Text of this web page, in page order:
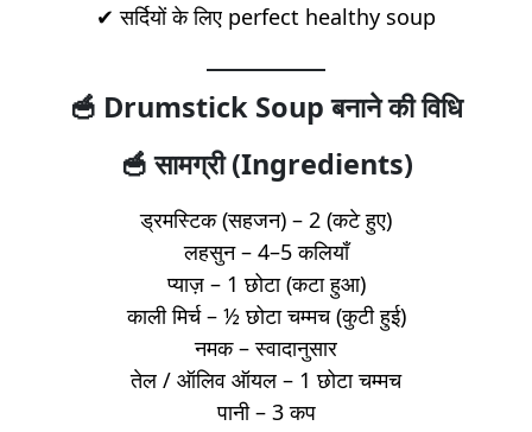
✔ सर्दियों के लिए perfect healthy soup
🥣 Drumstick Soup बनाने की विधि
🥣 सामग्री (Ingredients)
ड्रमस्टिक (सहजन) – 2 (कटे हुए)
लहसुन – 4–5 कलियाँ
प्याज़ – 1 छोटा (कटा हुआ)
काली मिर्च – ½ छोटा चम्मच (कुटी हुई)
नमक – स्वादानुसार
तेल / ऑलिव ऑयल – 1 छोटा चम्मच
पानी – 3 कप